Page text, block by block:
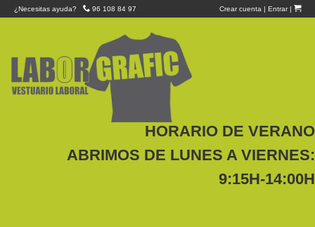
¿Necesitas ayuda? 96 108 84 97 Crear cuenta | Entrar|
HORARIO DE VERANO
ABRIMOS DE LUNES A VIERNES:
9:15H-14:00H